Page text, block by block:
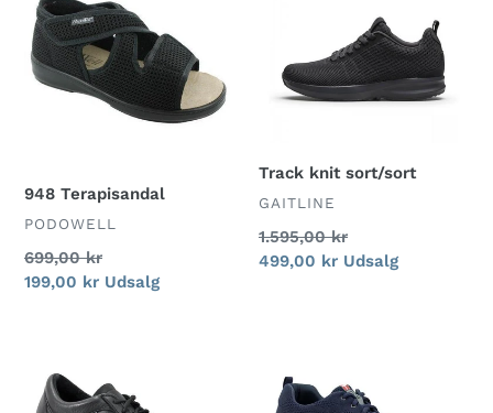
948 Terapisandal
FORHANDLER
PODOWELL
Normalpris
699,00 kr
Udsalgspris
199,00 kr Udsalg
Track knit sort/sort
FORHANDLER
GAITLINE
Normalpris
1.595,00 kr
Udsalgspris
499,00 kr Udsalg
Bred
Sort
Gen